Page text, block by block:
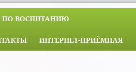
ПО ВОСПИТАНИЮ
ИНТЕРНЕТ-ПРИЁМНАЯ